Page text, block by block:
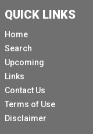
QUICK LINKS
Home
Search
Upcoming
Links
Contact Us
Terms of Use
Disclaimer